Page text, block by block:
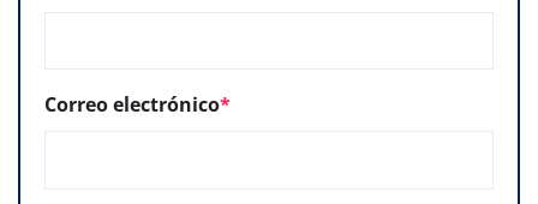
Correo electrónico*